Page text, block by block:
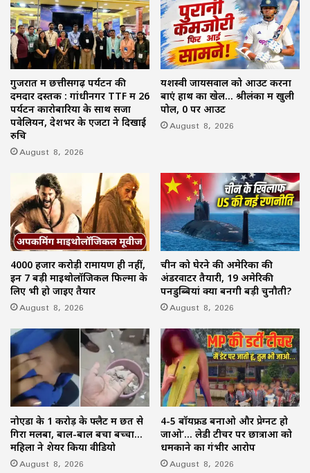
गुजरात में छत्तीसगढ़ पर्यटन की
दमदार दस्तक : गांधीनगर TTF में 26
पर्यटन कारोबारियों के साथ सजा
पवेलियन, देशभर के एजेंटों ने दिखाई
रुचि
August 8, 2026
यशस्वी जायसवाल को आउट करना
बाएं हाथ का खेल… श्रीलंका में खुली
पोल, 0 पर आउट
August 8, 2026
4000 हजार करोड़ी रामायण ही नहीं,
इन 7 बड़ी माइथोलॉजिकल फिल्मों के
लिए भी हो जाइए तैयार
August 8, 2026
चीन को घेरने की अमेरिका की
अंडरवाटर तैयारी, 19 अमेरिकी
पनडुब्बियां क्यों बनेंगी बड़ी चुनौती?
August 8, 2026
नोएडा के 1 करोड़ के फ्लैट में छत से
गिरा मलबा, बाल-बाल बचा बच्चा…
महिला ने शेयर किया वीडियो
August 8, 2026
4-5 बॉयफ्रेंड बनाओ और प्रेग्नेंट हो
जाओ’… लेडी टीचर पर छात्राओं को
धमकाने का गंभीर आरोप
August 8, 2026